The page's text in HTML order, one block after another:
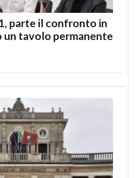
parte il confronto in
un tavolo permanente